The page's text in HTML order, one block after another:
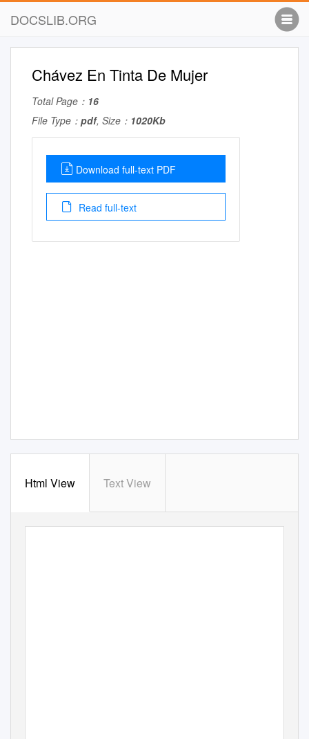
DOCSLIB.ORG
Chávez En Tinta De Mujer
Total Page： 16
File Type： pdf, Size： 1020Kb
Download full-text PDF
Read full-text
Html View Text View